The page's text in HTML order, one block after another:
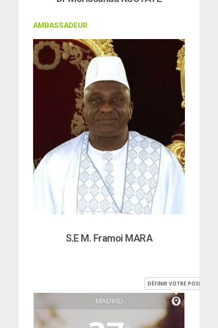
AMBASSADEUR
S.E M. Framoi MARA
MADRID
DÉFINIR VOTRE POSITION